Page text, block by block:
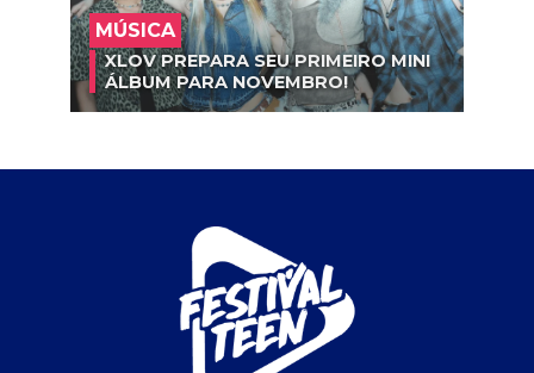
MÚSICA
XLOV PREPARA SEU PRIMEIRO MINI
ÁLBUM PARA NOVEMBRO!